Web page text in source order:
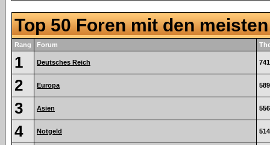
Top 50 Foren mit den
Rang Forum
1 Deutsches Reich 741
2 Europa 589
3 Asien 556
4 Notgeld 514